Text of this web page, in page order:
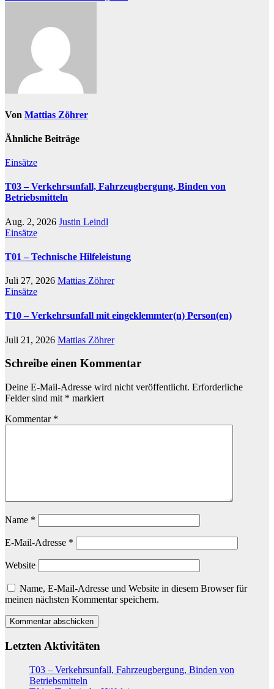
Von Mattias Zöhrer
Ähnliche Beiträge
Einsätze
T03 – Verkehrsunfall, Fahrzeugbergung, Binden von
Betriebsmitteln
Aug. 2, 2026 Justin Leindl
Einsätze
T01 – Technische Hilfeleistung
Juli 27, 2026 Mattias Zöhrer
Einsätze
T10 – Verkehrsunfall mit eingeklemmter(n) Person(en)
Juli 21, 2026 Mattias Zöhrer
Schreibe einen Kommentar
Deine E-Mail-Adresse wird nicht veröffentlicht. Erforderliche
Felder sind mit * markiert
Kommentar *
Name *
E-Mail-Adresse *
Website
Name, E-Mail-Adresse und Website in diesem Browser für
meinen nächsten Kommentar speichern.
Letzten Aktivitäten
T03 – Verkehrsunfall, Fahrzeugbergung, Binden von
Betriebsmitteln